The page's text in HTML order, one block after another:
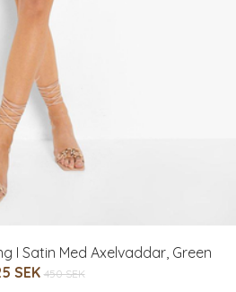
I Satin Med Axelvaddar, Green
SEK 450 SEK